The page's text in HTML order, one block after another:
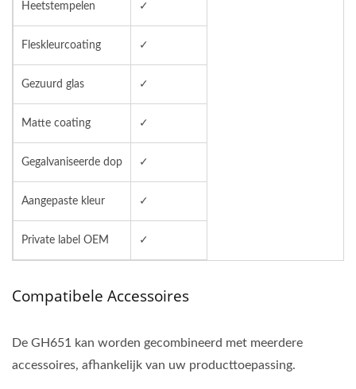
Heetstempelen ✓
Fleskleurcoating ✓
Gezuurd glas ✓
Matte coating ✓
Gegalvaniseerde dop ✓
Aangepaste kleur ✓
Private label OEM ✓
Compatibele Accessoires
De GH651 kan worden gecombineerd met meerdere
accessoires, afhankelijk van uw producttoepassing.